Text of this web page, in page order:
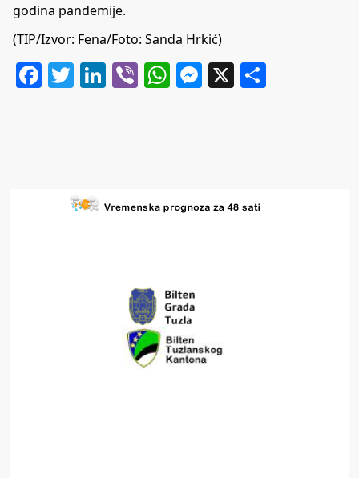
godina pandemije.
(TIP/Izvor: Fena/Foto: Sanda Hrkić)
Facebook
Twitter
LinkedIn
ViberWhatsApp
Messenger
X